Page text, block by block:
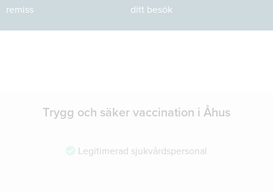
remiss
ditt besök
Trygg och säker vaccination i Åhus
Legitimerad sjukvårdspersonal